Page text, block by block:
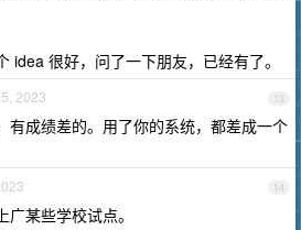
idea 很好，问了一下朋友，已经有了。
13
2023
有成绩差的。用了你的系统，都差成一个
14
某些学校试点。